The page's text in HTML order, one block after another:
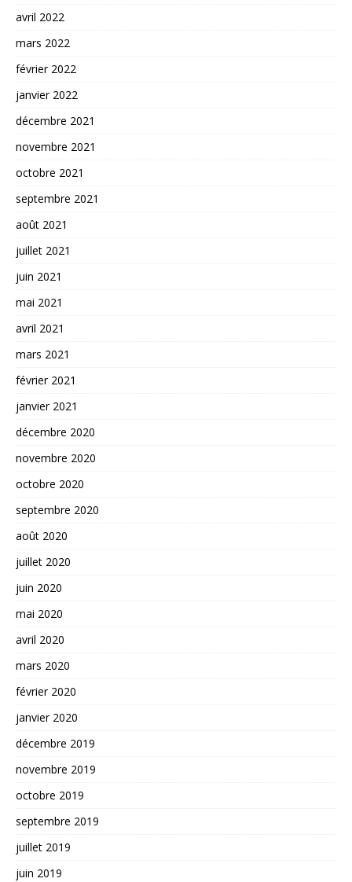
avril 2022
mars 2022
février 2022
janvier 2022
décembre 2021
novembre 2021
octobre 2021
septembre 2021
août 2021
juillet 2021
juin 2021
mai 2021
avril 2021
mars 2021
février 2021
janvier 2021
décembre 2020
novembre 2020
octobre 2020
septembre 2020
août 2020
juillet 2020
juin 2020
mai 2020
avril 2020
mars 2020
février 2020
janvier 2020
décembre 2019
novembre 2019
octobre 2019
septembre 2019
juillet 2019
juin 2019